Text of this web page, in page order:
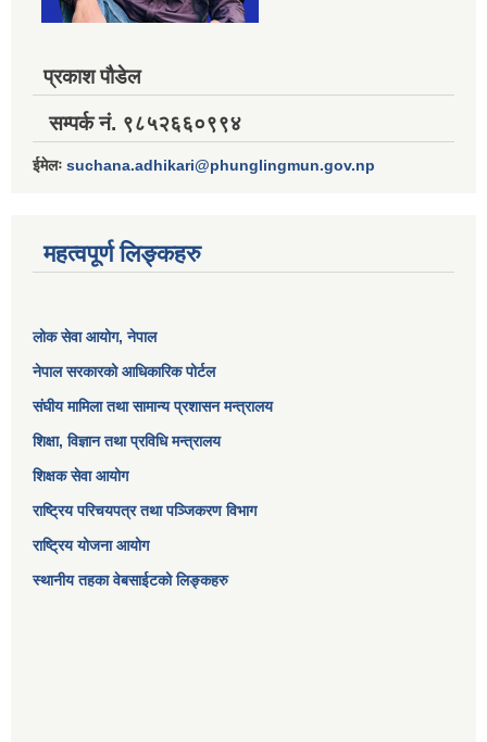
प्रकाश पौडेल
सम्पर्क नं. ९८५२६६०९९४
ईमेलः suchana.adhikari@phunglingmun.gov.np
महत्वपूर्ण लिङ्कहरु
लोक सेवा आयोग, नेपाल
नेपाल सरकारको आधिकारिक पोर्टल
संघीय मामिला तथा सामान्य प्रशासन मन्त्रालय
शिक्षा, विज्ञान तथा प्रविधि मन्त्रालय
शिक्षक सेवा आयोग
राष्ट्रिय परिचयपत्र तथा पञ्जिकरण विभाग
राष्ट्रिय योजना आयोग
स्थानीय तहका वेबसाईटको लिङ्कहरु